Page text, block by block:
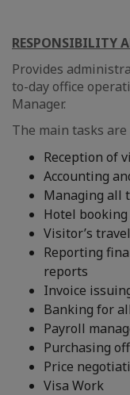
RESPONSIBILITY
Provides
to-day office
Manager.
The main tasks
Reception of
Accounting
Managing all
Hotel
Visitor’s
Reporting
reports
Invoice
Banking for
Payroll
Purchasing
Price
Visa Work